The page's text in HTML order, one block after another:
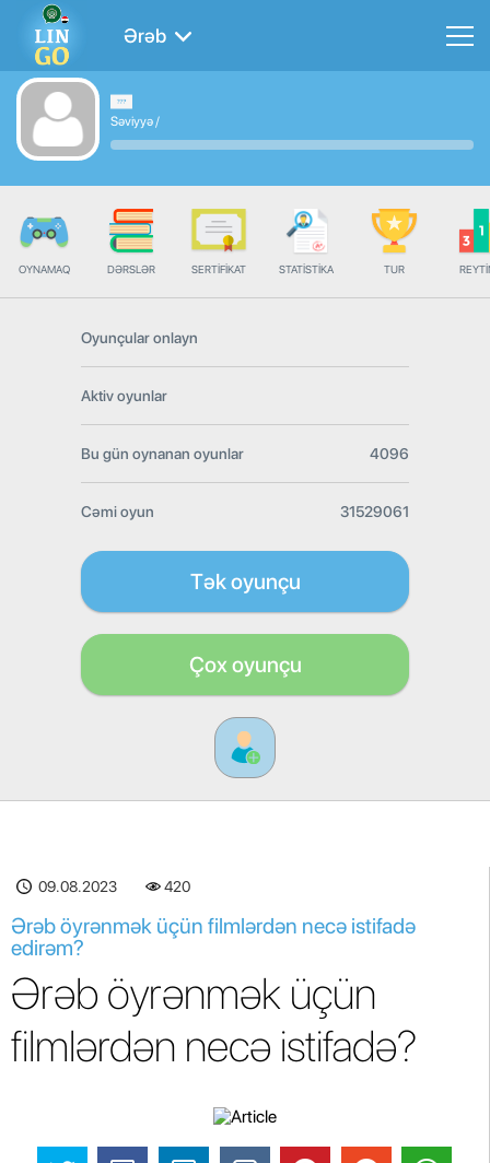
Ərəb
Səviyyə/
OYNAMAQ DƏRSLƏR SERTIFIKAT STATISTIKA TUR
Oyunçular onlayn
Aktiv oyunlar
Bu gün oynanan oyunlar 4096
Cəmi oyun 31529061
Tək oyunçu
Çox oyunçu
09.08.2023 420
Ərəb öyrənmək üçün filmlərdən necə istifadə
edirəm?
Ərəb öyrənmək üçün
filmlərdən necə istifadə?